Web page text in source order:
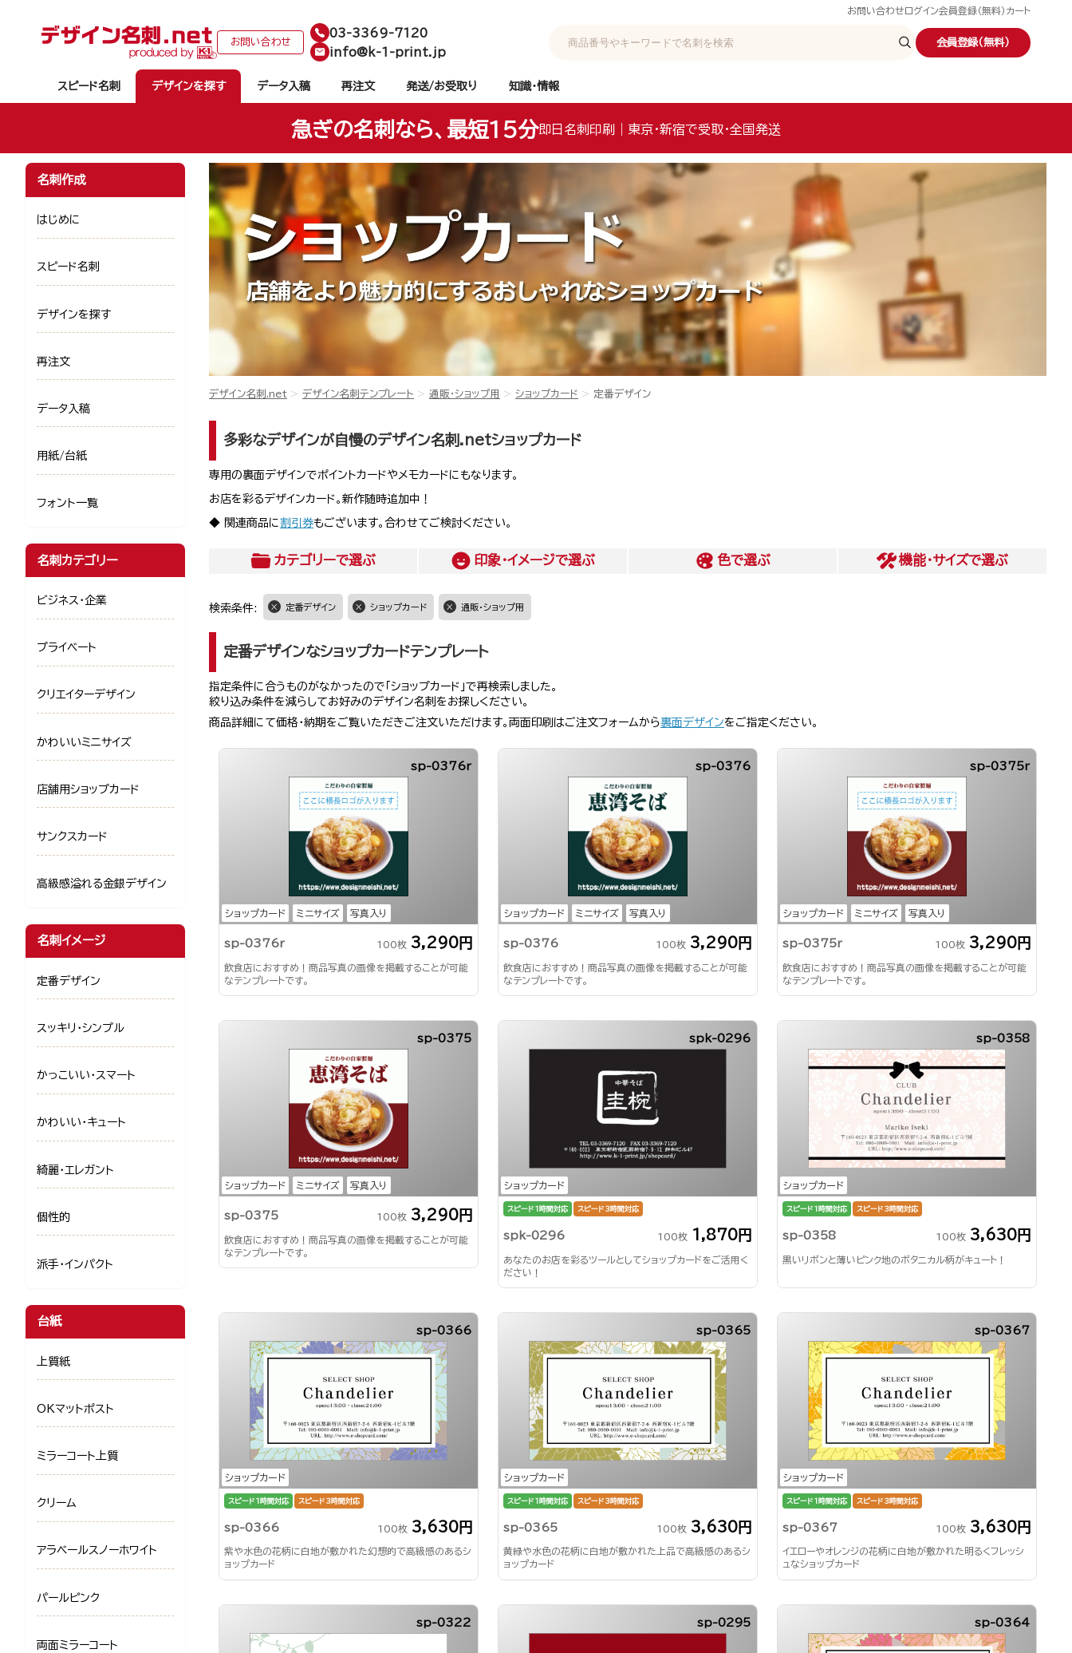
お問い合わせ ログイン会員登録（無料） カート
お問い合わせ
03-3369-7120
info@k-1-print.jp
会員登録（無料）
スピード名刺 デザインを探す データ入稿 再注文 発送/お受取り 知識・情報
急ぎの名刺なら、最短15分即日名刺印刷｜東京・新宿で受取・全国発送
デザイン名刺.net デザイン名刺テンプレート 通販・ショップ用 ショップカード 定番デザイン
多彩なデザインが自慢のデザイン名刺.netショップカード
専用の裏面デザインでポイントカードやメモカードにもなります。
お店を彩るデザインカード。新作随時追加中！
◆ 関連商品に割引券もございます。合わせてご検討ください。
カテゴリーで選ぶ 印象・イメージで選ぶ 色で選ぶ 機能・サイズで選ぶ
検索条件: 定番デザイン ショップカード 通販・ショップ用
定番デザインなショップカードテンプレート
指定条件に合うものがなかったので「ショップカード」で再検索しました。
絞り込み条件を減らしてお好みのデザイン名刺をお探しください。
商品詳細にて価格・納期をご覧いただきご注文いただけます。両面印刷はご注文フォームから裏面デザインをご指定ください。
ショップカード ミニサイズ 写真入り
sp-0376r
sp-0376r 100枚 3,290円
飲食店におすすめ！商品写真の画像を掲載することが可能
なテンプレートです。
ショップカード ミニサイズ 写真入り
sp-0376
sp-0376 100枚 3,290円
飲食店におすすめ！商品写真の画像を掲載することが可能
なテンプレートです。
ショップカード ミニサイズ 写真入り
sp-0375r
sp-0375r 100枚 3,290円
飲食店におすすめ！商品写真の画像を掲載することが可能
なテンプレートです。
ショップカード ミニサイズ 写真入り
sp-0375
sp-0375 100枚 3,290円
飲食店におすすめ！商品写真の画像を掲載することが可能
なテンプレートです。
ショップカード
spk-0296
スピード1時間対応 スピード3時間対応
spk-0296 100枚 1,870円
あなたのお店を彩るツールとしてショップカードをご活用く
ださい！
ショップカード
sp-0358
スピード1時間対応 スピード3時間対応
sp-0358 100枚 3,630円
黒いリボンと薄いピンク地のボタニカル柄がキュート！
ショップカード
sp-0366
スピード1時間対応 スピード3時間対応
sp-0366 100枚 3,630円
紫や水色の花柄に白地が敷かれた幻想的で高級感のあるシ
ョップカード
ショップカード
sp-0365
スピード1時間対応 スピード3時間対応
sp-0365 100枚 3,630円
黄緑や水色の花柄に白地が敷かれた上品で高級感のあるシ
ョップカード
ショップカード
sp-0367
スピード1時間対応 スピード3時間対応
sp-0367 100枚 3,630円
イエローやオレンジの花柄に白地が敷かれた明るくフレッシ
ュなショップカード
sp-0322 sp-0295 sp-0364
名刺作成
はじめに
スピード名刺
デザインを探す
再注文
データ入稿
用紙/台紙
フォント一覧
名刺カテゴリー
ビジネス・企業
プライベート
クリエイターデザイン
かわいいミニサイズ
店舗用ショップカード
サンクスカード
高級感溢れる金銀デザイン
名刺イメージ
定番デザイン
スッキリ・シンプル
かっこいい・スマート
かわいい・キュート
綺麗・エレガント
個性的
派手・インパクト
台紙
上質紙
OKマットポスト
ミラーコート上質
クリーム
アラベールスノーホワイト
パールピンク
両面ミラーコート